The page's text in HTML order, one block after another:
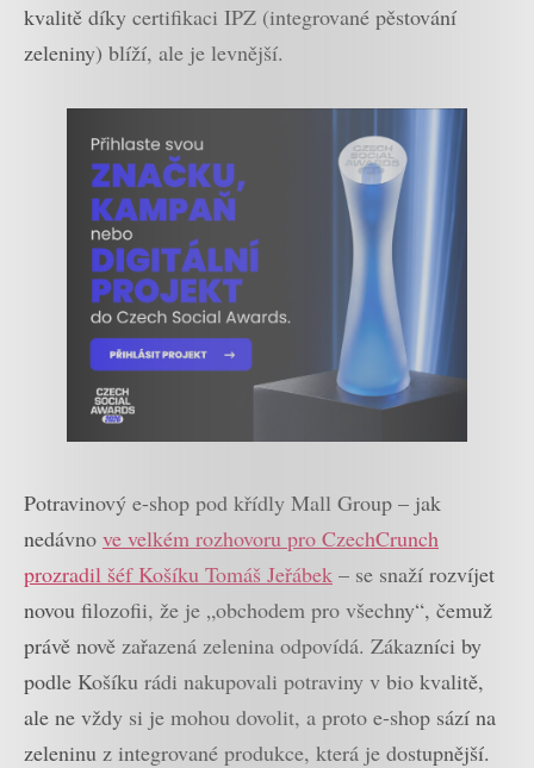
kvalitě díky certifikaci IPZ (integrované pěstování
zeleniny) blíží, ale je levnější.
Potravinový e-shop pod křídly Mall Group – jak
nedávno ve velkém rozhovoru pro CzechCrunch
prozradil šéf Košíku Tomáš Jeřábek – se snaží rozvíjet
novou filozofii, že je „obchodem pro všechny“, čemuž
právě nově zařazená zelenina odpovídá. Zákazníci by
podle Košíku rádi nakupovali potraviny v bio kvalitě,
ale ne vždy si je mohou dovolit, a proto e-shop sází na
zeleninu z integrované produkce, která je dostupnější.